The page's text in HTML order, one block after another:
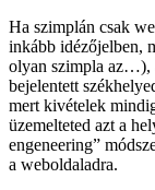
Ha szimplán csak
inkább idézőjelben,
olyan szimpla az…),
bejelentett
mert kivételek
üzemelteted azt a
engeneering”
a weboldaladra.